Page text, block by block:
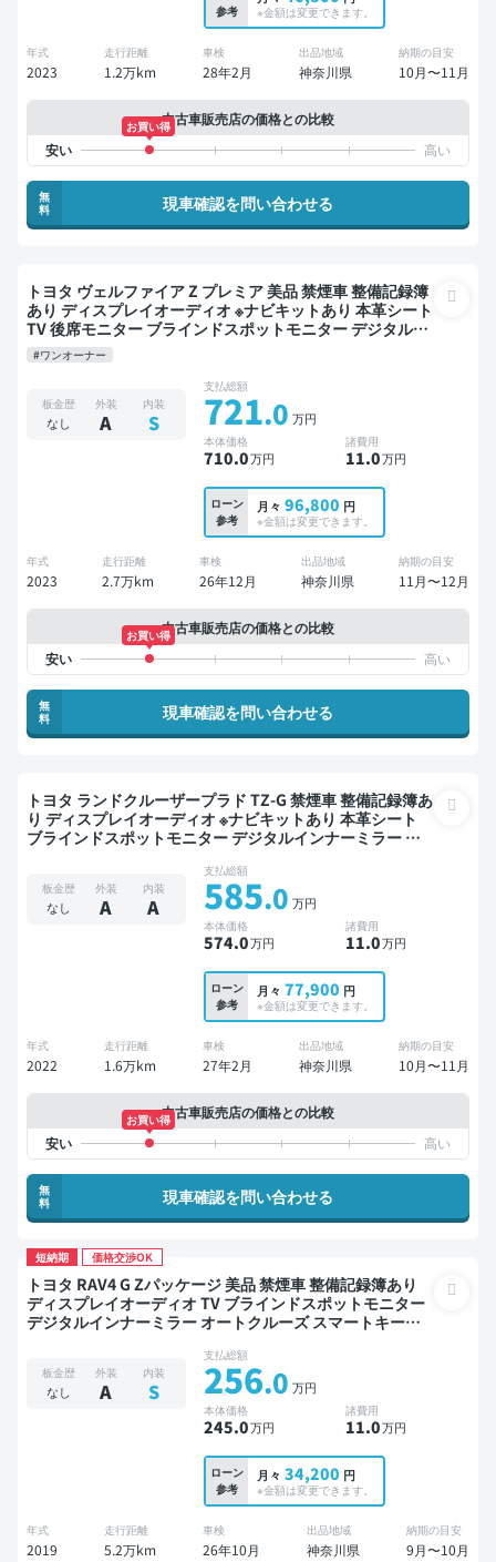
参考
※金額は変更できます。
年式
2023
走行距離
1.2万km
車検
28年2月
出品地域
神奈川県
納期の目安
10月〜11月
中古車販売店の価格との比較
お買い得
無
料
現車確認を問い合わせる
トヨタ ヴェルファイア Z プレミア 美品 禁煙車 整備記録簿
あり ディスプレイオーディオ ※ナビキットあり 本革シート
TV 後席モニター ブラインドスポットモニター デジタルイ
ンナーミラー オートクルーズ 3列シート スマートキー
ETC サンルーフ 電動バックドア バックモニター 全方位カ
メラ ドライブレコーダー 衝突軽減 両側電動スライドドア
7人乗り
#ワンオーナー
板金歴
なし
外装
A
内装
S
支払総額
721.0 万円
本体価格
710.0万円
諸費用
11.0万円
ローン
参考
月々 96,800 円
※金額は変更できます。
年式
2023
走行距離
2.7万km
車検
26年12月
出品地域
神奈川県
納期の目安
11月〜12月
中古車販売店の価格との比較
お買い得
無
料
現車確認を問い合わせる
トヨタ ランドクルーザープラド TZ-G 禁煙車 整備記録簿あ
り ディスプレイオーディオ ※ナビキットあり 本革シート
ブラインドスポットモニター デジタルインナーミラー オ
ックモニター 全方位カメラ ドライブレコーダー リフトア
ップ 衝突軽減 7人乗り
板金歴
なし
外装
A
内装
A
支払総額
585.0 万円
本体価格
574.0万円
諸費用
11.0万円
ローン
参考
月々 77,900 円
※金額は変更できます。
年式
2022
走行距離
1.6万km
車検
27年2月
出品地域
神奈川県
納期の目安
10月〜11月
中古車販売店の価格との比較
お買い得
無
料
現車確認を問い合わせる
短納期 価格交渉OK
トヨタ RAV4 G Zパッケージ 美品 禁煙車 整備記録簿あり
ディスプレイオーディオ TV ブラインドスポットモニター
デジタルインナーミラー オートクルーズ スマートキー
板金歴
なし
外装
A
内装
S
支払総額
256.0 万円
本体価格
245.0万円
諸費用
11.0万円
ローン
参考
月々 34,200 円
※金額は変更できます。
年式
2019
走行距離
5.2万km
車検
26年10月
出品地域
神奈川県
納期の目安
9月〜10月